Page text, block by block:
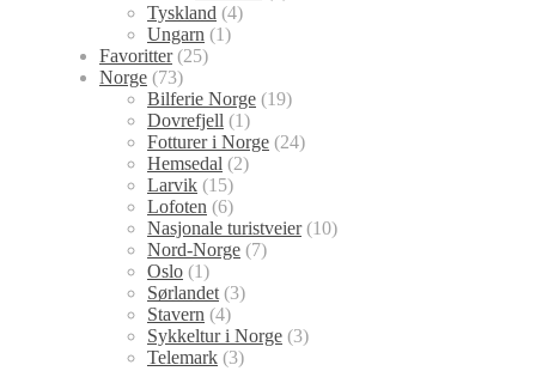
Tyskland (4)
Ungarn (1)
Favoritter(25)
Norge (73)
Bilferie Norge (19)
Dovrefjell (1)
Fotturer i Norge (24)
Hemsedal (2)
Larvik (15)
Lofoten (6)
Nasjonale turistveier(10)
Nord-Norge (7)
Oslo (1)
Sørlandet (3)
Stavern (4)
Sykkeltur i Norge (3)
Telemark (3)